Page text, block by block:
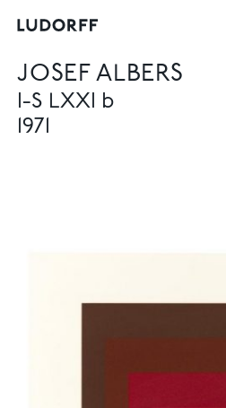
JOSEF ALBERS
I-S LXXI b
1971